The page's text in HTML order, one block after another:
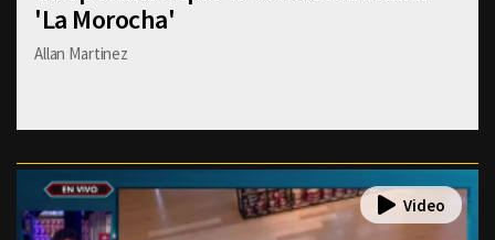
'La Morocha'
Allan Martinez